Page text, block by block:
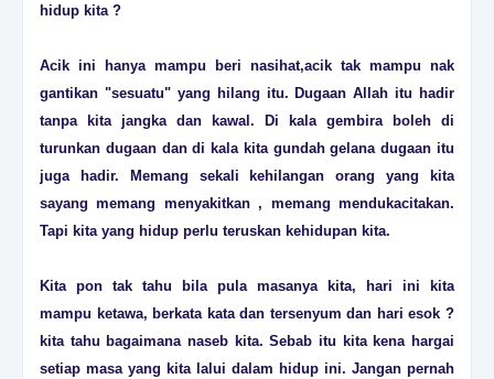
hidup kita ?
Acik ini hanya mampu beri nasihat,acik tak mampu nak
gantikan "sesuatu" yang hilang itu. Dugaan Allah itu hadir
tanpa kita jangka dan kawal. Di kala gembira boleh di
turunkan dugaan dan di kala kita gundah gelana dugaan itu
juga hadir. Memang sekali kehilangan orang yang kita
sayang memang menyakitkan , memang mendukacitakan.
Tapi kita yang hidup perlu teruskan kehidupan kita.
Kita pon tak tahu bila pula masanya kita, hari ini kita
mampu ketawa, berkata kata dan tersenyum dan hari esok ?
kita tahu bagaimana naseb kita. Sebab itu kita kena hargai
setiap masa yang kita lalui dalam hidup ini. Jangan pernah